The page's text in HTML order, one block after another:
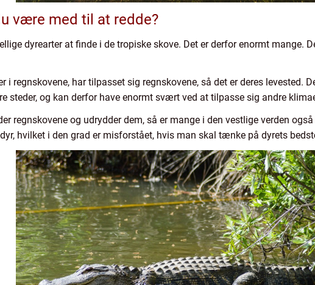
være med til at redde?
dyrearter at finde i de tropiske skove. Det er derfor enormt mange.
i regnskovene, har tilpasset sig regnskovene, så det er deres levested.
steder, og kan derfor have enormt svært ved at tilpasse sig andre
regnskovene og udrydder dem, så er mange i den vestlige verden
hvilket i den grad er misforstået, hvis man skal tænke på dyrets